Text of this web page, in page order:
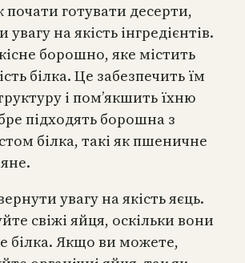
готувати десерти,
увагу на якість інгредієнтів.
борошно, яке містить
білка. Це забезпечить їм
і пом’якшить їхню
підходять борошна з
білка, такі як пшеничне
увагу на якість яєць.
свіжі яйця, оскільки вони
білка. Якщо ви можете,